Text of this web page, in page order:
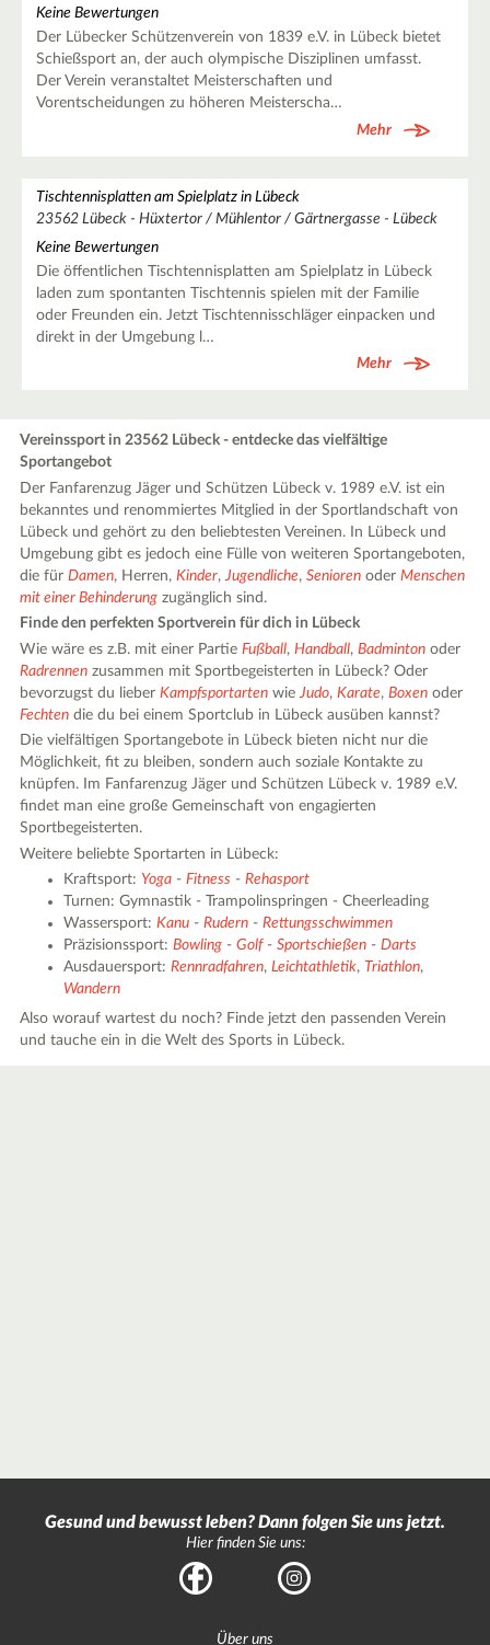
Keine Bewertungen
Der Lübecker Schützenverein von 1839 e.V. in Lübeck bietet
Schießsport an, der auch olympische Disziplinen umfasst.
Der Verein veranstaltet Meisterschaften und
Vorentscheidungen zu höheren Meisterscha…
Mehr
Tischtennisplatten am Spielplatz in Lübeck
23562 Lübeck - Hüxtertor / Mühlentor / Gärtnergasse - Lübeck
Keine Bewertungen
Die öffentlichen Tischtennisplatten am Spielplatz in Lübeck
laden zum spontanten Tischtennis spielen mit der Familie
oder Freunden ein. Jetzt Tischtennisschläger einpacken und
direkt in der Umgebung l…
Mehr
Vereinssport in 23562 Lübeck - entdecke das vielfältige
Sportangebot
Der Fanfarenzug Jäger und Schützen Lübeck v. 1989 e.V. ist ein
bekanntes und renommiertes Mitglied in der Sportlandschaft von
Lübeck und gehört zu den beliebtesten Vereinen. In Lübeck und
Umgebung gibt es jedoch eine Fülle von weiteren Sportangeboten,
die fürDamen, Herren,Kinder,Jugendliche,Senioren oderMenschen
mit einer Behinderung zugänglich sind.
Finde den perfekten Sportverein für dich in Lübeck
Wie wäre es z.B. mit einer PartieFußball,Handball,Badminton oder
Radrennen zusammen mit Sportbegeisterten in Lübeck? Oder
bevorzugst du lieberKampfsportarten wieJudo,Karate,Boxen oder
Fechten die du bei einem Sportclub in Lübeck ausüben kannst?
Die vielfältigen Sportangebote in Lübeck bieten nicht nur die
Möglichkeit, fit zu bleiben, sondern auch soziale Kontakte zu
knüpfen. Im Fanfarenzug Jäger und Schützen Lübeck v. 1989 e.V.
findet man eine große Gemeinschaft von engagierten
Sportbegeisterten.
Weitere beliebte Sportarten in Lübeck:
Kraftsport: Yoga -Fitness -Rehasport
Turnen: Gymnastik - Trampolinspringen - Cheerleading
Wassersport:Kanu -Rudern -Rettungsschwimmen
Präzisionssport:Bowling -Golf-Sportschießen -Darts
Ausdauersport:Rennradfahren,Leichtathletik, Triathlon,
Wandern
Also worauf wartest du noch? Finde jetzt den passenden Verein
und tauche ein in die Welt des Sports in Lübeck.
Gesund und bewusst leben? Dann folgen Sie uns jetzt.
Hier finden Sie uns:
Facebook Instagram
Über uns